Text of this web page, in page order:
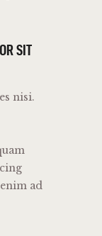
SIT
nisi.
ad